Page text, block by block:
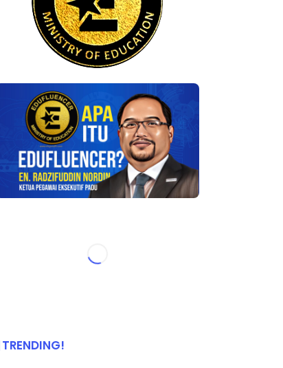
TRENDING!